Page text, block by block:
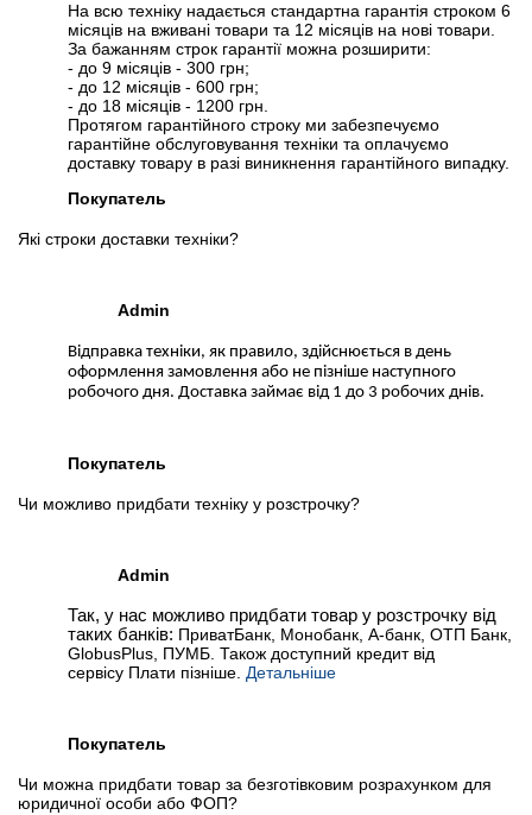
На всю техніку надається стандартна гарантія строком 6
місяців на вживані товари та 12 місяців на нові товари.
За бажанням строк гарантії можна розширити:
- до 9 місяців - 300 грн;
- до 12 місяців - 600 грн;
- до 18 місяців - 1200 грн.
Протягом гарантійного строку ми забезпечуємо
гарантійне обслуговування техніки та оплачуємо
доставку товару в разі виникнення гарантійного випадку.
Покупатель
Які строки доставки техніки?
Admin
Відправка техніки, як правило, здійснюється в день
оформлення замовлення або не пізніше наступного
робочого дня. Доставка займає від 1 до 3 робочих днів.
Покупатель
Чи можливо придбати техніку у розстрочку?
Admin
Так, у нас можливо придбати товар у розстрочку від
таких банків: ПриватБанк, Монобанк, А-банк, ОТП Банк,
GlobusPlus, ПУМБ. Також доступний кредит від
сервісу Плати пізніше. Детальніше
Покупатель
Чи можна придбати товар за безготівковим розрахунком для
юридичної особи або ФОП?